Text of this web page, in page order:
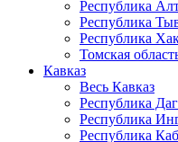
Республика
Республика
Республика
Томская
Кавказ
Весь Кавказ
Республика
Республика
Республика